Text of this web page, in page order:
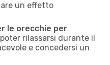
un effetto
le orecchie per
rilassarsi durante il
e concedersi un